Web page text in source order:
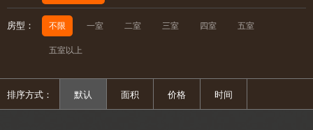
房型： 不限 一室 二室 三室 四室 五室
五室以上
排序方式： 默认 面积 价格 时间